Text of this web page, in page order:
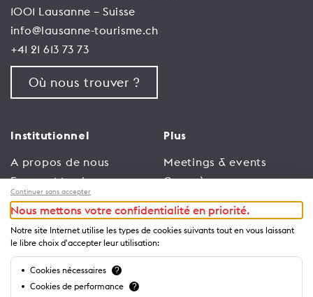
1001 Lausanne – Suisse
info@lausanne-tourisme.ch
+41 21 613 73 73
Où nous trouver ?
Institutionnel
A propos de nous
Espace Membres
Emploi
Conditions générales
d’utilisation
Politique de
confidentialité
Plus
Meetings & events
Congrès
Trade
Espace Médias
Annonceurs
Brochures et guides
Continuer sans accepter
Nous mettons votre confidentialité en priorité.
Notre site Internet utilise les types de cookies suivants tout en vous laissant
le libre choix d'accepter leur utilisation:
Cookies nécessaires ?
Cookies de performance ?